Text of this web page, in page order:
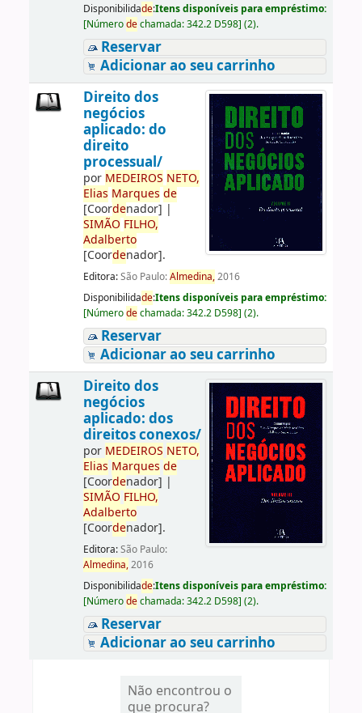
Disponibilidade:Itens disponíveis para empréstimo:
[Númerodechamada:342.2 D598] (2).
Reservar
Adicionar ao seu carrinho
Direito dos
negócios
aplicado: do
direito
processual/
por MEDEIROS NETO,
Elias Marques de
[Coordenador] |
SIMÃO FILHO,
Adalberto
[Coordenador].
Editora:São Paulo:Almedina,2016
Disponibilidade:Itens disponíveis para empréstimo:
[Númerodechamada:342.2 D598] (2).
Reservar
Adicionar ao seu carrinho
Direito dos
negócios
aplicado: dos
direitos conexos/
por MEDEIROS NETO,
Elias Marques de
[Coordenador] |
SIMÃO FILHO,
Adalberto
[Coordenador].
Editora:São Paulo:
Almedina,2016
Disponibilidade:Itens disponíveis para empréstimo:
[Númerodechamada:342.2 D598] (2).
Reservar
Adicionar ao seu carrinho
Não encontrou o
que procura?